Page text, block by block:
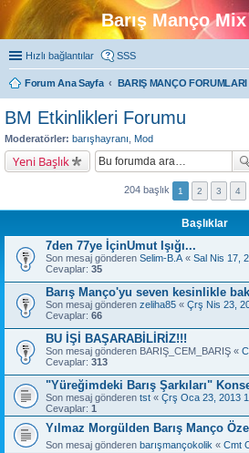
Barış Manço
Hızlı bağlantılar SSS
Forum Ana Sayfa BARIŞ MANÇO FORUMLARI
BM Etkinlikleri Forumu
Moderatörler: barışhayranı Mod
Yeni Başlık
204 başlık 1 2 3 4
Başlıklar
7den 77ye İçinUmut Işığı...
Son mesaj gönderen Selim-B.A « Sal Nis 17,
Cevaplar: 35
Barış Manço'yu seven kesinlikle
Son mesaj gönderen zeliha85 « Çrş Nis 23,
Cevaplar: 66
BU İŞİ BAŞARABİLİRİZ!!!
Son mesaj gönderen BARIŞ_CEM_BARIŞ «
Cevaplar: 313
"Yüreğimdeki Barış Şarkıları"
Son mesaj gönderen tst « Çrş Oca 23, 2013
Cevaplar: 1
Yılmaz Morgülden Barış Manço
Son mesaj gönderen barışmançokolik « Cmt